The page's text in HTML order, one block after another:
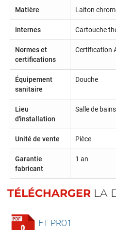
Matière Laiton
Internes Cartouche
Normes et
certifications
Certification
Équipement
sanitaire
Douche
Lieu
d'installation
Salle de bains
Unité de vente Pièce
Garantie
fabricant
1 an
TÉLÉCHARGER LA
FT PRO1